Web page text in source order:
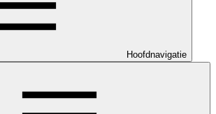
Hoofdnavigatie